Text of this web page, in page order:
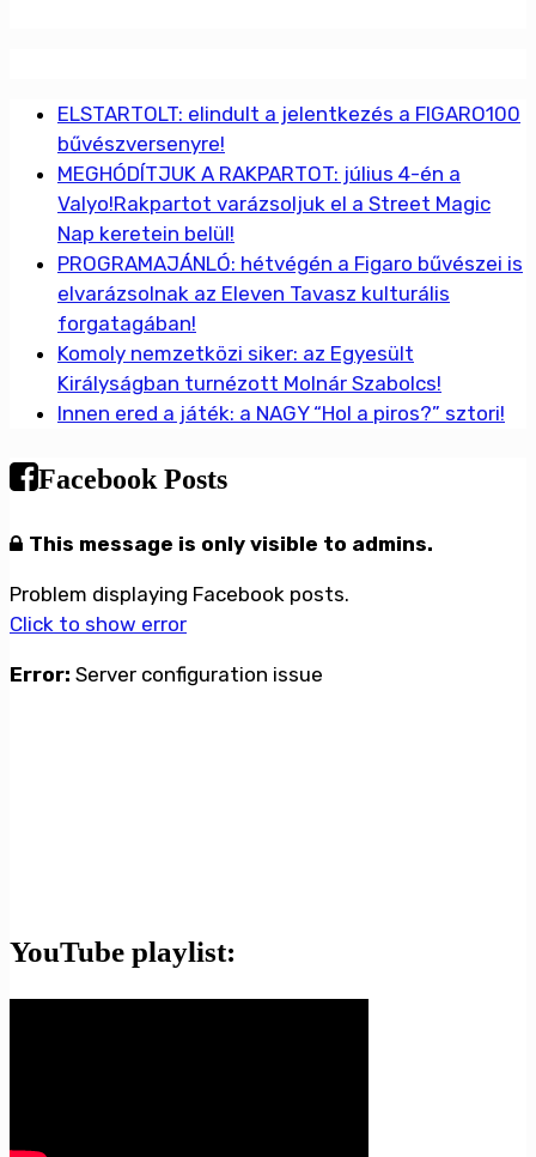
ELSTARTOLT: elindult a jelentkezés a FIGARO100
bűvészversenyre!
MEGHÓDÍTJUK A RAKPARTOT: július 4-én a
Valyo!Rakpartot varázsoljuk el a Street Magic
Nap keretein belül!
PROGRAMAJÁNLÓ: hétvégén a Figaro bűvészei is
elvarázsolnak az Eleven Tavasz kulturális
forgatagában!
Komoly nemzetközi siker: az Egyesült
Királyságban turnézott Molnár Szabolcs!
Innen ered a játék: a NAGY “Hol a piros?” sztori!
Facebook Posts
This message is only visible to admins.
Problem displaying Facebook posts.
Click to show error
Error: Server configuration issue
YouTube playlist: